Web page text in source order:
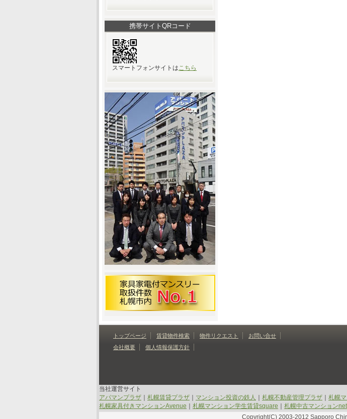
携帯サイトQRコード
スマートフォンサイトはこちら
トップページ 賃貸物件検索 物件リクエスト
お問い合せ
会社概要
個人情報保護方針
当社運営サイト
アパマンプラザ
札幌賃貸プラザ マンション投資の鉄人 札幌不動産管理プラザ 札幌
札幌家具付きマンションAvenue
札幌マンション学生賃貸square 札幌中古マンションnet
Copyright(C) 2003-2012 Sapporo